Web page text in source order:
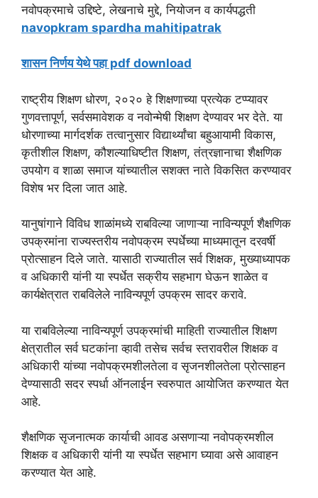
नवोपक्रमाचे उद्दिष्टे, लेखनाचे मुद्दे, नियोजन व कार्यपद्धती
navopkram spardha mahitipatrak
शासन निर्णय येथे पहा pdf download
राष्ट्रीय शिक्षण धोरण, २०२० हे शिक्षणाच्या प्रत्येक टप्प्यावर
गुणवत्तापूर्ण, सर्वसमावेशक व नवोन्मेषी शिक्षण देण्यावर भर देते. या
धोरणाच्या मार्गदर्शक तत्वानुसार विद्यार्थ्यांचा बहुआयामी विकास,
कृतीशील शिक्षण, कौशल्याधिष्टीत शिक्षण, तंत्रज्ञानाचा शैक्षणिक
उपयोग व शाळा समाज यांच्यातील सशक्त नाते विकसित करण्यावर
विशेष भर दिला जात आहे.
यानुषांगाने विविध शाळांमध्ये राबविल्या जाणाऱ्या नाविन्यपूर्ण शैक्षणिक
उपक्रमांना राज्यस्तरीय नवोपक्रम स्पर्धेच्या माध्यमातून दरवर्षी
प्रोत्साहन दिले जाते. यासाठी राज्यातील सर्व शिक्षक, मुख्याध्यापक
व अधिकारी यांनी या स्पर्धेत सक्रीय सहभाग घेऊन शाळेत व
कार्यक्षेत्रात राबविलेले नाविन्यपूर्ण उपक्रम सादर करावे.
या राबविलेल्या नाविन्यपूर्ण उपक्रमांची माहिती राज्यातील शिक्षण
क्षेत्रातील सर्व घटकांना व्हावी तसेच सर्वच स्तरावरील शिक्षक व
अधिकारी यांच्या नवोपक्रमशीलतेला व सृजनशीलतेला प्रोत्साहन
देण्यासाठी सदर स्पर्धा ऑनलाईन स्वरुपात आयोजित करण्यात येत
आहे.
शैक्षणिक सृजनात्मक कार्याची आवड असणाऱ्या नवोपक्रमशील
शिक्षक व अधिकारी यांनी या स्पर्धेत सहभाग घ्यावा असे आवाहन
करण्यात येत आहे.